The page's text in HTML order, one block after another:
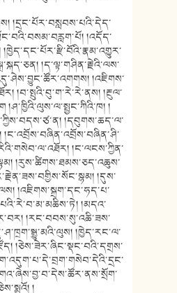
།དྲང་པོར་བསླབས་པའི་དེད་
།འདོད་
།ད་ལྟ་གཤིན་རྗེའི་ལས་
།འཇིགས་
།བ་སྤུའི་བུ་ག་རེ་རེ་ནས། །རྔུལ་
།
།དབུགས་ཆད་ལ་
།ང་འབྲོས་བཞིན་འབྲོས་བཞིན་ཤི་
།ང་ལངས་ཀྱིན་
།རུས་ཚིགས་ཐམས་ཅད་འཆུས་
།དུས་
།འཇིགས་སྐྲག་དང་ཧད་པ་
།མདའ་
།རང་བབས་སུ་འཆི་ཟས་
།ཁྱེད་རང་ལ་
།ཅེས་ཟེར་ཞིང་སྡང་བའི་དགྲས་
།